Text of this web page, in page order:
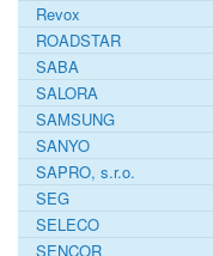
Revox
ROADSTAR
SABA
SALORA
SAMSUNG
SANYO
SAPRO, s.r.o.
SEG
SELECO
SENCOR